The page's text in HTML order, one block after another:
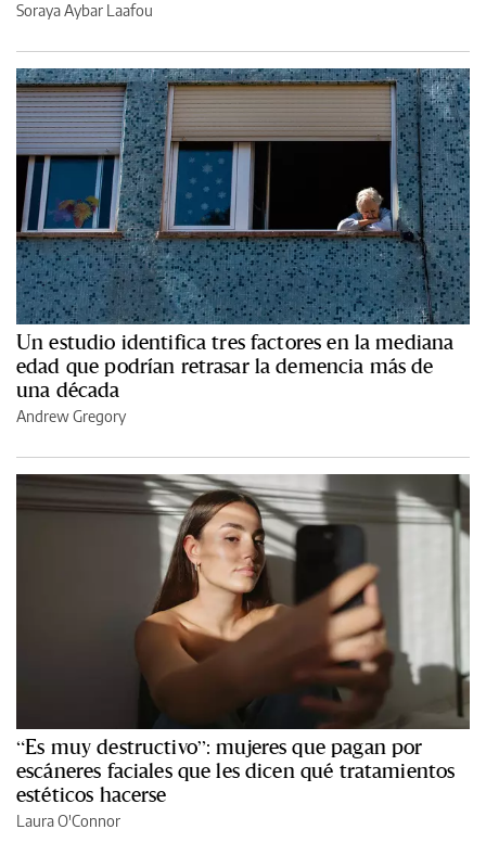
Soraya Aybar Laafou
Un estudio identifica tres factores en la mediana
edad que podrían retrasar la demencia más de
una década
Andrew Gregory
“Es muy destructivo”: mujeres que pagan por
escáneres faciales que les dicen qué tratamientos
estéticos hacerse
Laura O'Connor